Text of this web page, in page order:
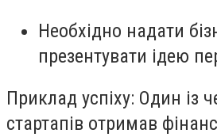
Необхідно надати
презентувати ідею
Приклад успіху: Один із
стартапів отримав